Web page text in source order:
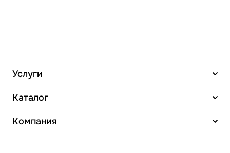
Услуги
Каталог
Компания